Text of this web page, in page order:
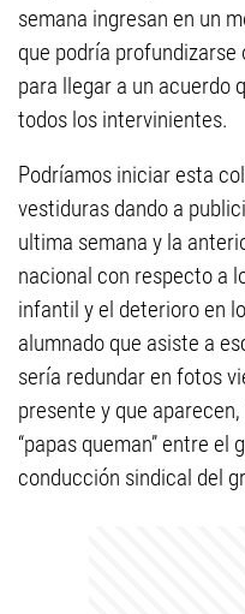
semana ingresan en un
que podría
para llegar a un acuerdo
todos los intervinientes.
Podríamos iniciar esta
vestiduras dando a
ultima semana y la
nacional con respecto a
infantil y el deterioro en
alumnado que asiste a
sería redundar en fotos
presente y que
“papas queman” entre
conducción sindical del